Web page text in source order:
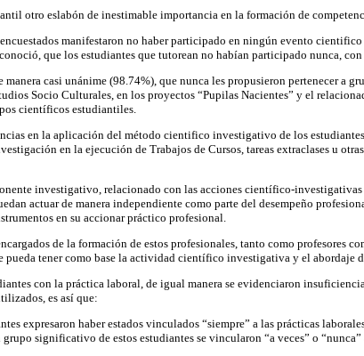
otro eslabón de inestimable importancia en la formación de
manifestaron no haber participado en ningún evento
que los estudiantes que tutorean no habían participado nunca,
manera casi unánime (98.74%), que nunca les propusieron pertenecer
Socio Culturales, en los proyectos “Pupilas Nacientes” y el
científicos estudiantiles.
en la aplicación del método cientifico investigativo de los
en la ejecución de Trabajos de Cursos, tareas extraclases u
investigativo, relacionado con las acciones científico-
actuar de manera independiente como parte del desempeño
en su accionar práctico profesional.
de la formación de estos profesionales, tanto como profesores
pueda tener como base la actividad científico investigativa y el abordaje
con la práctica laboral, de igual manera se evidenciaron
es así que:
expresaron haber estados vinculados “siempre” a las prácticas
grupo significativo de estos estudiantes se vincularon “a veces” o